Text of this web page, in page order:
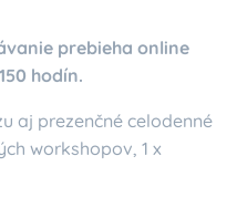
prebieha online
hodín.
aj prezenčné celodenné
workshopov, 1 x